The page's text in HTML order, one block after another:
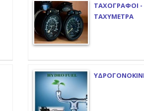
ΤΑΧΟΓΡΑΦΟΙ -
ΤΑΧΥΜΕΤΡΑ